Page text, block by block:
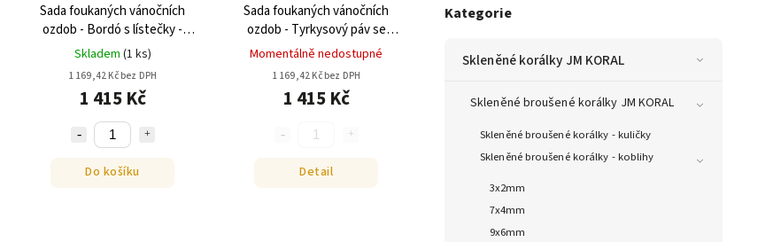
Kategorie
Skleněné korálky JM KORAL
Skleněné broušené korálky JM KORAL
Skleněné broušené korálky - kuličky
Skleněné broušené korálky - koblihy
3x2mm
7x4mm
9x6mm
Sada foukaných vánočních
ozdob - Bordó s lístečky -
zvonky
Skladem (1 ks)
1 169,42 Kč bez DPH
1 415 Kč
Do košíku
Sada foukaných vánočních
ozdob - Tyrkysový páv se
zvonky
Momentálně nedostupné
1 169,42 Kč bez DPH
1 415 Kč
Detail